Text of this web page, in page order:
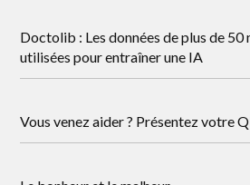
Doctolib : Les données de plus de
utilisées pour entraîner une IA
Vous venez aider ? Présentez votre